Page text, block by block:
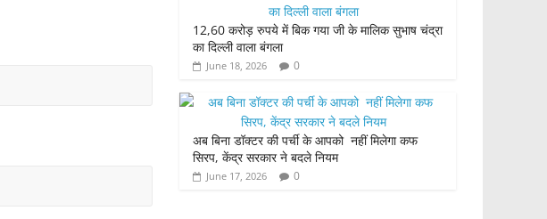
12,60 करोड़ रुपये में बिक गया जी के मालिक सुभाष चंद्रा
का दिल्ली वाला बंगला
June 18, 2026 0
अब बिना डॉक्टर की पर्ची के आपको नहीं मिलेगा कफ
सिरप, केंद्र सरकार ने बदले नियम
June 17, 2026 0